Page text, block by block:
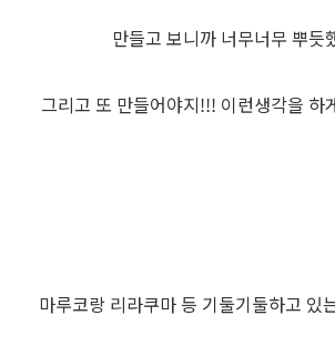
만들고 보니까 너무너무 뿌듯
그리고 또 만들어야지!!! 이런생각을 하
마루코랑 리라쿠마 등 기둘기둘하고 있